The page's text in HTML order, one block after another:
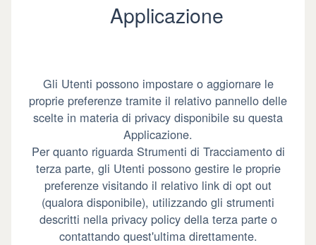
Applicazione
Gli Utenti possono impostare o aggiornare le
proprie preferenze tramite il relativo pannello delle
scelte in materia di privacy disponibile su questa
Applicazione.
Per quanto riguarda Strumenti di Tracciamento di
terza parte, gli Utenti possono gestire le proprie
preferenze visitando il relativo link di opt out
(qualora disponibile), utilizzando gli strumenti
descritti nella privacy policy della terza parte o
contattando quest'ultima direttamente.